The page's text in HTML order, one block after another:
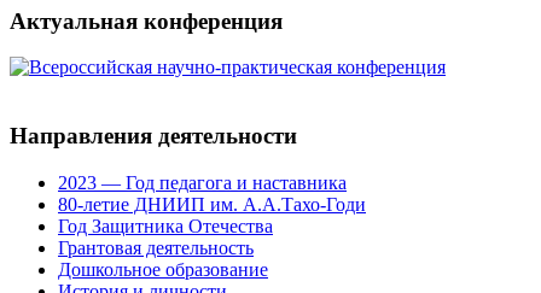
Актуальная конференция
Направления деятельности
2023 — Год педагога и наставника
80-летие ДНИИП им. А.А.Тахо-Годи
Год Защитника Отечества
Грантовая деятельность
Дошкольное образование